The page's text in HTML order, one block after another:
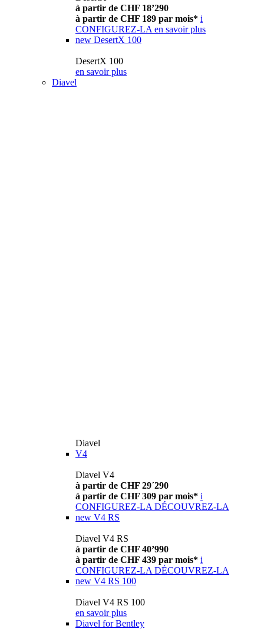
à partir de CHF 18’290
à partir de CHF 189 par mois* i
CONFIGUREZ-LA en savoir plus
new DesertX 100
DesertX 100
en savoir plus
Diavel
Diavel
V4
Diavel V4
à partir de CHF 29´290
à partir de CHF 309 par mois* i
CONFIGUREZ-LA DÉCOUVREZ-LA
new V4 RS
Diavel V4 RS
à partir de CHF 40’990
à partir de CHF 439 par mois* i
CONFIGUREZ-LA DÉCOUVREZ-LA
new V4 RS 100
Diavel V4 RS 100
en savoir plus
Diavel for Bentley